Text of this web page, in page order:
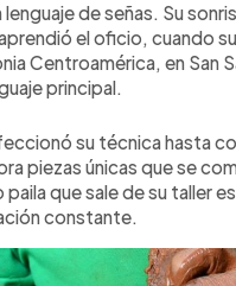
de señas. Su
el oficio, cuando
Centroamérica, en San
principal.
su técnica hasta
piezas únicas que se
que sale de su taller
constante.